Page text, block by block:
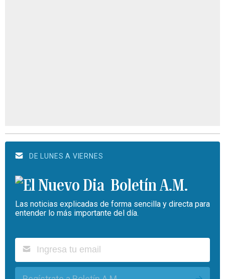
DE LUNES A VIERNES
Boletín A.M.
Las noticias explicadas de forma sencilla y directa para
entender lo más importante del día.